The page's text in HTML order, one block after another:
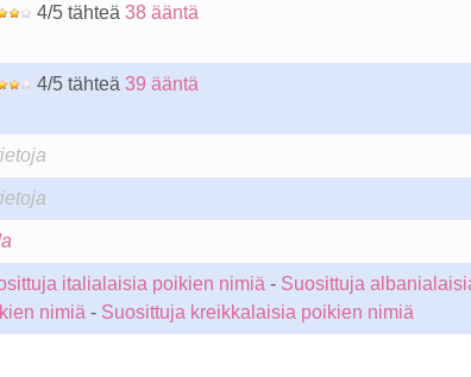
4/5 tähteä 38 ääntä
4/5 tähteä 39 ääntä
italialaisia poikien nimiä - Suosittuja
nimiä - Suosittuja kreikkalaisia poikien nimiä